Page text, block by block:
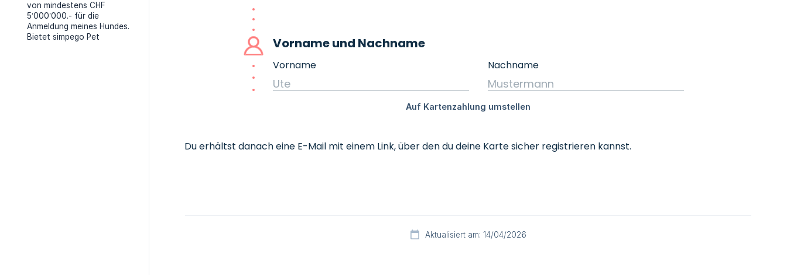
von mindestens CHF
5’000’000.- für die
Anmeldung meines Hundes.
Bietet simpego Pet
Du erhältst danach eine E-Mail mit einem Link, über den du deine Karte sicher registrieren kannst.
Aktualisiert am: 14/04/2026